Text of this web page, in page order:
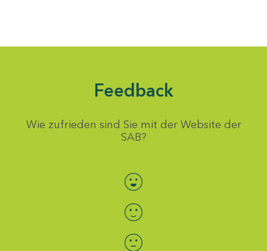
Feedback
Wie zufrieden sind Sie mit der Website der
SAB?
Bewertung auswählen